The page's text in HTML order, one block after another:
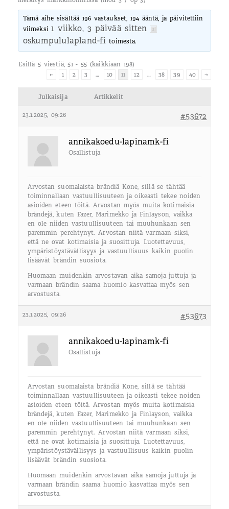
Tämä aihe sisältää 196 vastaukset, 194 ääntä, ja päivitettiin
viimeksi1 viikko, 3 päivää sitten
oskumpululapland-fi toimesta.
Esillä 5 viestiä, 51 - 55 (kaikkiaan 198)
←
1 2 3 … 10 11 12 … 38 39 40 →
Julkaisija Artikkelit
23.1.2025, 09:26 #53672
annikakoedu-lapinamk-fi
Osallistuja
Arvostan suomalaista brändiä Kone, sillä se tähtää
toiminnallaan vastuullisuuteen ja oikeasti tekee noiden
asioiden eteen töitä. Arvostan myös muita kotimaisia
brändejä, kuten Fazer, Marimekko ja Finlayson, vaikka
en ole niiden vastuullisuuteen tai muuhunkaan sen
paremmin perehtynyt. Arvostan niitä varmaan siksi,
että ne ovat kotimaisia ja suosittuja. Luotettavuus,
ympäristöystävällisyys ja vastuullisuus kaikin puolin
lisäävät brändin suosiota.
Huomaan muidenkin arvostavan aika samoja juttuja ja
varmaan brändin saama huomio kasvattaa myös sen
arvostusta.
23.1.2025, 09:26 #53673
annikakoedu-lapinamk-fi
Osallistuja
Arvostan suomalaista brändiä Kone, sillä se tähtää
toiminnallaan vastuullisuuteen ja oikeasti tekee noiden
asioiden eteen töitä. Arvostan myös muita kotimaisia
brändejä, kuten Fazer, Marimekko ja Finlayson, vaikka
en ole niiden vastuullisuuteen tai muuhunkaan sen
paremmin perehtynyt. Arvostan niitä varmaan siksi,
että ne ovat kotimaisia ja suosittuja. Luotettavuus,
ympäristöystävällisyys ja vastuullisuus kaikin puolin
lisäävät brändin suosiota.
Huomaan muidenkin arvostavan aika samoja juttuja ja
varmaan brändin saama huomio kasvattaa myös sen
arvostusta.